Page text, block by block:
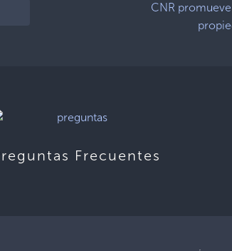
CNR
Frecuentes